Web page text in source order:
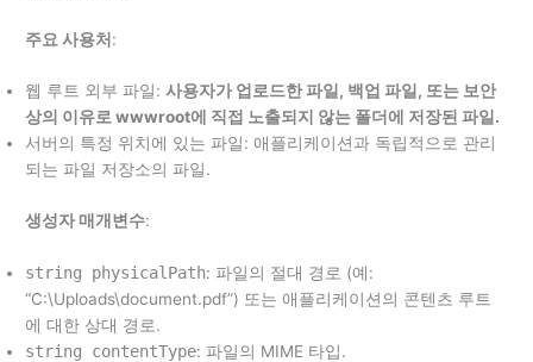
주요 사용처:
웹 루트 외부 파일:사용자가 업로드한 파일, 백업 파일, 또는 보안
상의 이유로 wwwroot에 직접 노출되지 않는 폴더에 저장된 파일.
서버의 특정 위치에 있는 파일: 애플리케이션과 독립적으로 관리
되는 파일 저장소의 파일.
생성자 매개변수:
string physicalPath: 파일의 절대 경로 (예:
“C:\Uploads\document.pdf”) 또는 애플리케이션의 콘텐츠 루트
에 대한 상대 경로.
string contentType: 파일의 MIME 타입.